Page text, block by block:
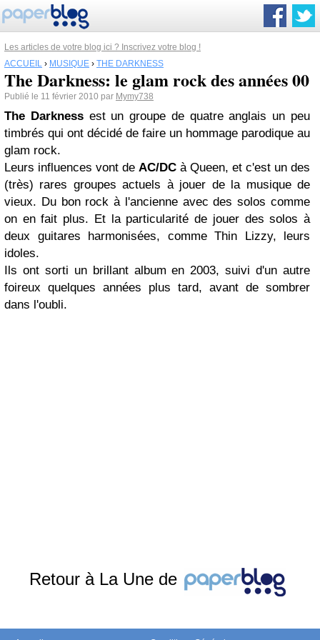
Les articles de votre blog ici ? Inscrivez votre blog !
ACCUEIL › MUSIQUE › THE DARKNESS
The Darkness: le glam rock des années 00
Publié le 11 février 2010 par Mymy738
The Darknessest un groupe de quatre anglais un peu
timbrés qui ont décidé de faire un hommage parodique au
glam rock.
Leurs influences vont de AC/DC à Queen, et c'est un des
(très) rares groupes actuels à jouer de la musique de
vieux. Du bon rock à l'ancienne avec des solos comme
on en fait plus. Et la particularité de jouer des solos à
deux guitares harmonisées, comme Thin Lizzy, leurs
idoles.
Ils ont sorti un brillant album en 2003, suivi d'un autre
foireux quelques années plus tard, avant de sombrer
dans l'oubli.
Retour à La Une de